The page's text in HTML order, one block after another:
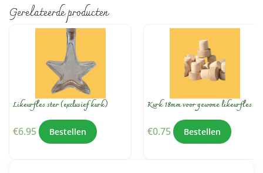
Gerelateerde producten
Likeurfles ster (exclusief kurk)
€6.95 Bestellen
Kurk 18mm voor gewone likeurfles
€0.75 Bestellen